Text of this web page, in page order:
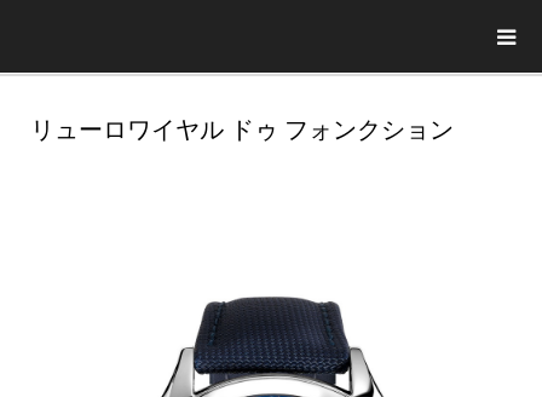
リューロワイヤル ドゥ フォンクション